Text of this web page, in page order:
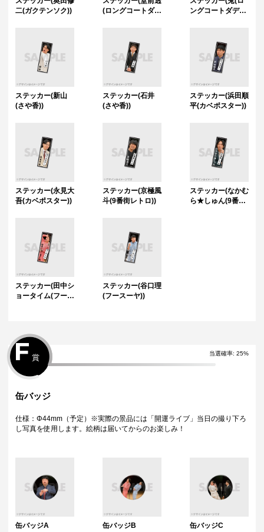
二(ガクテンソク))
(ロングコートダデ
ングコートダデ
ステッカー(新山
(さや香))
ステッカー(石井
(さや香))
ステッカー(浜田順
平(カベポスター))
ステッカー(永見大
吾(カベポスター))
ステッカー(京極風
斗(9番街レトロ))
ステッカー(なかむ
ら★しゅん(9番街
ステッカー(田中シ
ョータイム(フース
ステッカー(谷口理
(フースーヤ))
当選確率: 25%
F 賞
缶バッジ
仕様：Φ44mm（予定）※実際の景品には「開運ライブ」当日の撮り下ろ
し写真を使用します。絵柄は届いてからのお楽しみ！
缶バッジA 缶バッジB 缶バッジC